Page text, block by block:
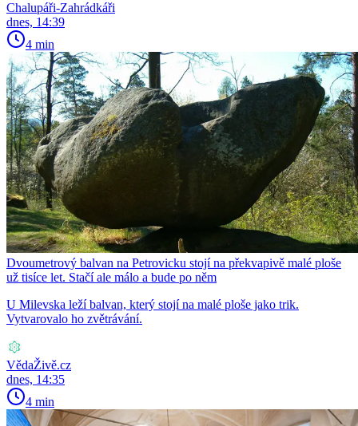
Chalupáři-Zahrádkáři
dnes, 14:39
4 min
Dvoumetrový balvan na Petrovicku stojí na překvapivě malé ploše
už tisíce let. Stačí ale málo a bude po něm
U Milevska leží balvan, který stojí na malé ploše jako trik.
Vytvarovalo ho zvětrávání.
VědaŽivě.cz
dnes, 14:35
4 min